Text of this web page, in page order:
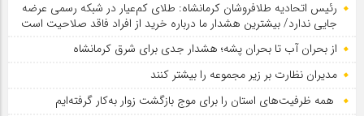
رئیس اتحادیه طلافروشان کرمانشاه: طلای کم‌عیار در شبکه رسمی عرضه
جایی ندارد/ بیشترین هشدار ما درباره خرید از افراد فاقد صلاحیت است
از بحران آب تا بحران پشه؛ هشدار جدی برای شرق کرمانشاه
مدیران نظارت بر زیر مجموعه را بیشتر کنند
همه ظرفیت‌های استان را برای موج بازگشت زوار به‌کار گرفته‌ایم